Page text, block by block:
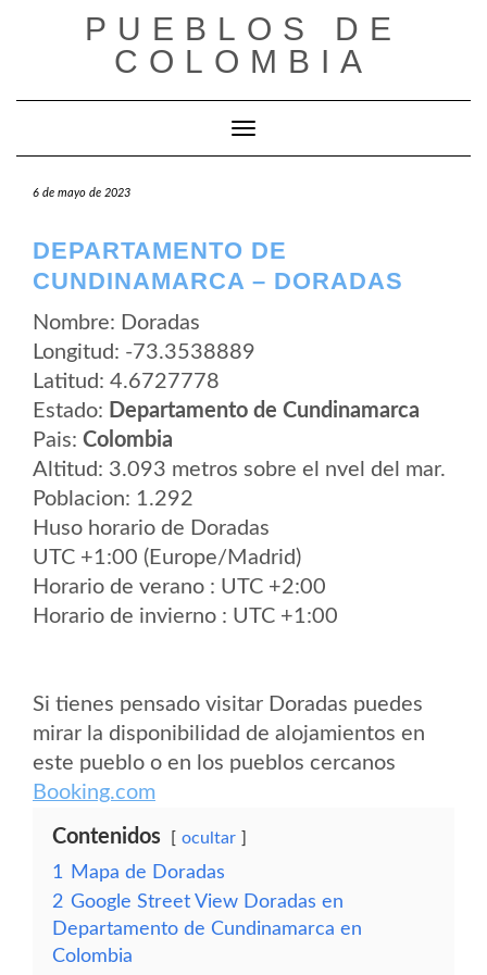
PUEBLOS DE
COLOMBIA
Cambiar modo de navegación
6 de mayo de 2023
DEPARTAMENTO DE
CUNDINAMARCA – DORADAS
Nombre: Doradas
Longitud: -73.3538889
Latitud: 4.6727778
Estado: Departamento de Cundinamarca
Pais: Colombia
Altitud: 3.093 metros sobre el nvel del mar.
Poblacion: 1.292
Huso horario de Doradas
UTC +1:00 (Europe/Madrid)
Horario de verano : UTC +2:00
Horario de invierno : UTC +1:00
Si tienes pensado visitar Doradas puedes
mirar la disponibilidad de alojamientos en
este pueblo o en los pueblos cercanos
Booking.com
Contenidos ocultar
1
Mapa de Doradas
2 Google Street View Doradas en
Departamento de Cundinamarca en
Colombia